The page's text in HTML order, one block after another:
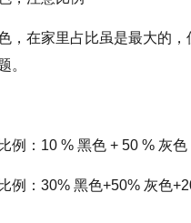
，在家里占比虽是最大的
。
例：10 % 黑色 + 50 % 灰色
例：30% 黑色+50% 灰色